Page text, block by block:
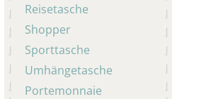
Reisetasche
Shopper
Sporttasche
Umhängetasche
Portemonnaie